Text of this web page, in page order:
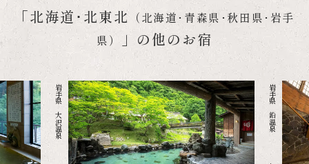
ま
す
「北海道･北東北 （北海道･青森県･秋田県･岩手
県）
」の他のお宿
岩手県 大沢温泉 岩手県 鉛温泉